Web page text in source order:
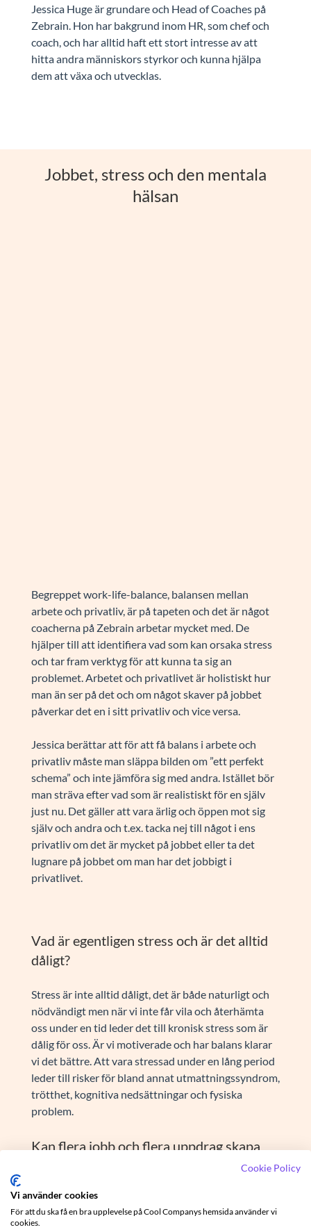
Jessica Huge är grundare och Head of Coaches på
Zebrain. Hon har bakgrund inom HR, som chef och
coach, och har alltid haft ett stort intresse av att
hitta andra människors styrkor och kunna hjälpa
dem att växa och utvecklas.
Jobbet, stress och den mentala
hälsan
Begreppet work-life-balance, balansen mellan
arbete och privatliv, är på tapeten och det är något
coacherna på Zebrain arbetar mycket med. De
hjälper till att identifiera vad som kan orsaka stress
och tar fram verktyg för att kunna ta sig an
problemet. Arbetet och privatlivet är holistiskt hur
man än ser på det och om något skaver på jobbet
påverkar det en i sitt privatliv och vice versa.
Jessica berättar att för att få balans i arbete och
privatliv måste man släppa bilden om ”ett perfekt
schema” och inte jämföra sig med andra. Istället bör
man sträva efter vad som är realistiskt för en själv
just nu. Det gäller att vara ärlig och öppen mot sig
själv och andra och t.ex. tacka nej till något i ens
privatliv om det är mycket på jobbet eller ta det
lugnare på jobbet om man har det jobbigt i
privatlivet.
Vad är egentligen stress och är det alltid
dåligt?
Stress är inte alltid dåligt, det är både naturligt och
nödvändigt men när vi inte får vila och återhämta
oss under en tid leder det till kronisk stress som är
dålig för oss. Är vi motiverade och har balans klarar
vi det bättre. Att vara stressad under en lång period
leder till risker för bland annat utmattningssyndrom,
trötthet, kognitiva nedsättningar och fysiska
problem.
Kan flera jobb och flera uppdrag skapa
Jessica menar att det korta svaret är att det beror på
Cookie Policy
Vi använder cookies
För att du ska få en bra upplevelse på Cool Companys hemsida använder vi
cookies.